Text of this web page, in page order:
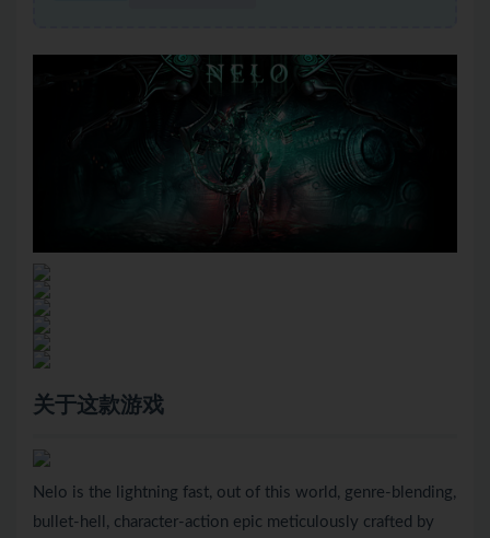
关于这款游戏
Nelo is the lightning fast, out of this world, genre-blending,
bullet-hell, character-action epic meticulously crafted by